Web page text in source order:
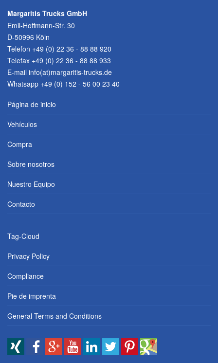
Margaritis Trucks GmbH
Emil-Hoffmann-Str. 30
D-50996 Köln
Telefon +49 (0) 22 36 - 88 88 920
Telefax +49 (0) 22 36 - 88 88 933
E-mail info(at)margaritis-trucks.de
Whatsapp +49 (0) 152 - 56 00 23 40
Página de inicio
Vehículos
Compra
Sobre nosotros
Nuestro Equipo
Contacto
Tag-Cloud
Privacy Policy
Compliance
Pie de imprenta
General Terms and Conditions